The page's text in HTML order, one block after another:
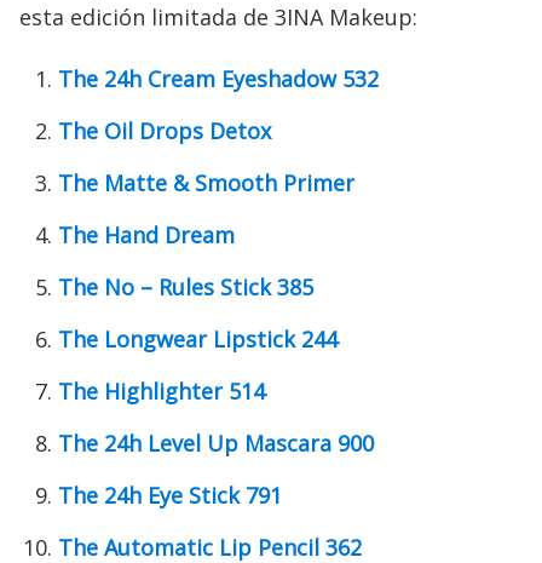
esta edición limitada de 3INA Makeup:
The 24h Cream Eyeshadow 532
The Oil Drops Detox
The Matte & Smooth Primer
The Hand Dream
The No – Rules Stick 385
The Longwear Lipstick 244
The Highlighter 514
The 24h Level Up Mascara 900
The 24h Eye Stick 791
The Automatic Lip Pencil 362